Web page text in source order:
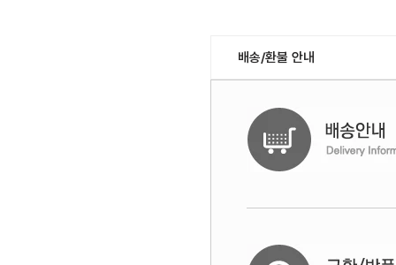
배송/환불 안내